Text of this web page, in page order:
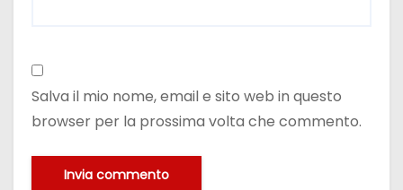
Salva il mio nome, email e sito web in questo
browser per la prossima volta che commento.